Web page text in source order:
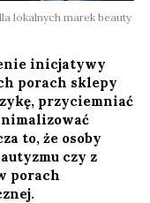
lokalnych marek beauty
inicjatywy
porach sklepy
przyciemniać
to, że osoby
czy z
porach